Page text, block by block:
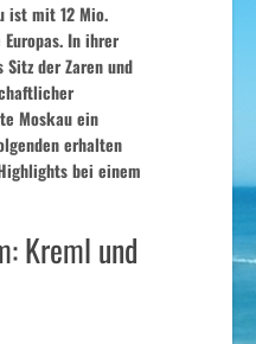
ist mit 12 Mio.
In ihrer
der Zaren und
Moskau ein
erhalten
bei einem
Kreml und